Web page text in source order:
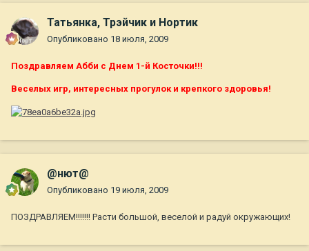
Татьянка, Трэйчик и Нортик
Опубликовано 18 июля, 2009
Поздравляем Абби с Днем 1-й Косточки!!!
Веселых игр, интересных прогулок и крепкого здоровья!
@нют@
Опубликовано 19 июля, 2009
ПОЗДРАВЛЯЕМ!!!!!!! Расти большой, веселой и радуй окружающих!